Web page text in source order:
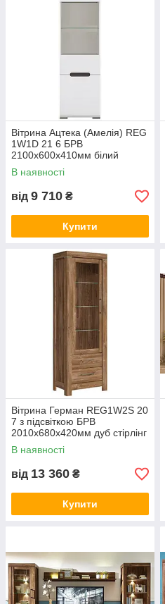
Вітрина Ацтека (Амелія) REG
1W1D 21 6 БРВ
2100x600x410мм білий
глянець + венге магія
В наявності
від 9 710 ₴
Купити
Вітрина Герман REG1W2S 20
7 з підсвіткою БРВ
2010х680х420мм дуб стірлінг
В наявності
від 13 360 ₴
Купити